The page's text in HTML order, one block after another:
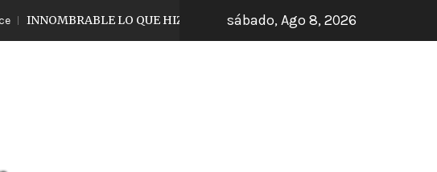
LO QUE HIZO EL JUGADOR DE TIJUANA 6 días hace
sábado, Ago 8, 2026